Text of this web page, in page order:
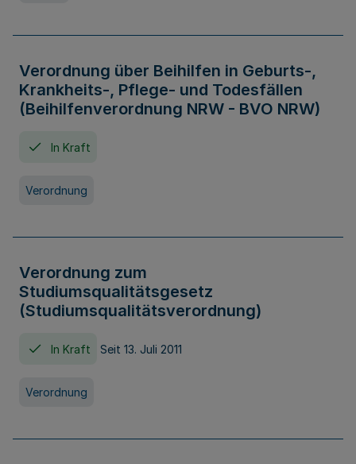
Verordnung über Beihilfen in Geburts-,
Krankheits-, Pflege- und Todesfällen
(Beihilfenverordnung NRW - BVO NRW)
In Kraft
Verordnung
Verordnung zum
Studiumsqualitätsgesetz
(Studiumsqualitätsverordnung)
In Kraft Seit 13. Juli 2011
Verordnung